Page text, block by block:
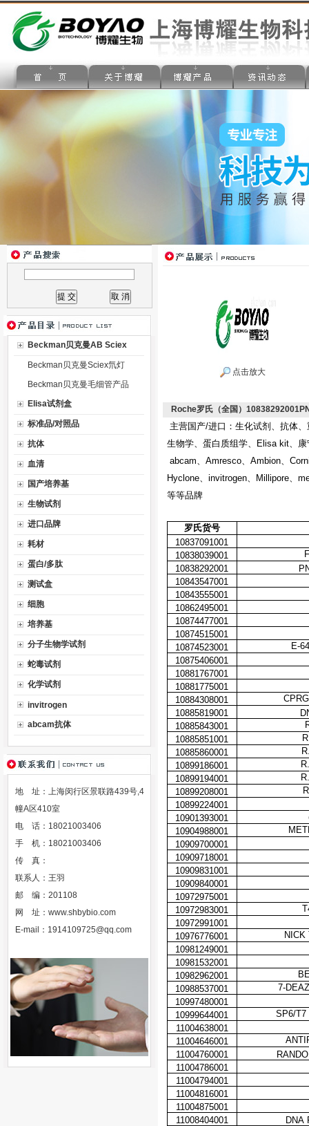
Beckman贝克曼AB Sciex
Beckman贝克曼Sciex氘灯
Beckman贝克曼毛细管产品
Elisa试剂盒
标准品/对照品
抗体
血清
国产培养基
生物试剂
进口品牌
耗材
蛋白/多肽
测试盒
细胞
培养基
分子生物学试剂
蛇毒试剂
化学试剂
invitrogen
abcam抗体
地 址：上海闵行区景联路439号,4
幢A区410室
电 话：18021003406
手 机：18021003406
传 真：
联系人：王羽
邮 编：201108
网 址： www.shbybio.com
E-mail： 1914109725@qq.com
点击放大
Roche罗氏（全国）
主营国产/进口：生化试剂、抗体
生物学、蛋白质组学、Elisa kit、
abcam、Amresco、Ambion、
Hyclone、invitrogen、Millipore、
等等品牌
罗氏货号
10837091001
10838039001
10838292001
10843547001
10843555001
10862495001
10874477001
10874515001
10874523001
E-
10875406001
10881767001
10881775001
10884308001
10885819001
10885843001
10885851001
10885860001
10899186001
10899194001
10899208001
10899224001
10901393001
10904988001
10909700001
10909718001
10909831001
10909840001
10972975001
10972983001
10972991001
10976776001
NICK
10981249001
10981532001
10982962001
10988537001
7-
10997480001
10999644001
SP6/T7
11004638001
11004646001
11004760001
11004786001
11004794001
11004816001
11004875001
11008404001
DNA